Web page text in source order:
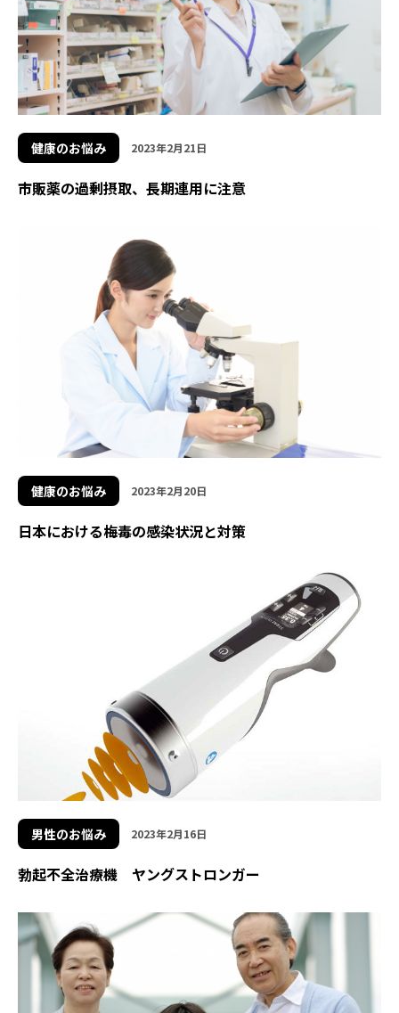
健康のお悩み 2023年2月21日
市販薬の過剰摂取、長期連用に注意
健康のお悩み 2023年2月20日
日本における梅毒の感染状況と対策
男性のお悩み 2023年2月16日
勃起不全治療機 ヤングストロンガー